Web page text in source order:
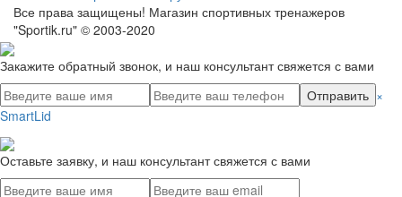
Все права защищены! Магазин спортивных тренажеров
"Sportik.ru" © 2003-2020
Закажите обратный звонок, и наш консультант свяжется с вами
Отправить ×
SmartLid
Оставьте заявку, и наш консультант свяжется с вами